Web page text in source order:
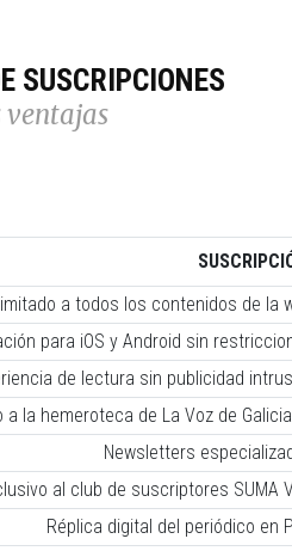
SUSCRIPCIONES
a todos los contenidos de la
para iOS y Android sin
de lectura sin publicidad
a la hemeroteca de La Voz de
Newsletters
al club de suscriptores SUMA
Réplica digital del periódico en